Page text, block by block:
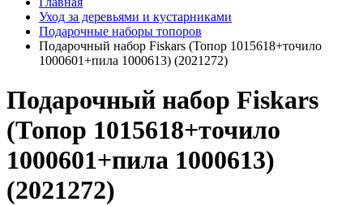
Уход за деревьями и кустарниками
Подарочные наборы топоров
Подарочный набор Fiskars (Топор 1015618+точило
1000601+пила 1000613) (2021272)
Подарочный набор Fiskars
(Топор 1015618+точило
1000601+пила 1000613)
(2021272)